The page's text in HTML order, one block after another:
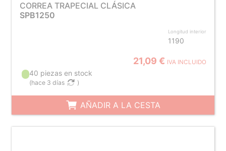
CORREA TRAPECIAL CLÁSICA
SPB1250
Longitud interior
1190
21,09 € IVA INCLUIDO
40 piezas en stock
(hace 3 días )
AÑADIR A LA CESTA